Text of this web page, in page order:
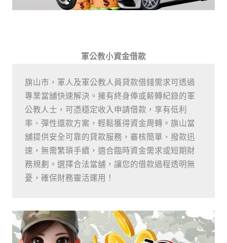
軍公教小資金借款
旗山市，軍人及軍公教人員貸款借錢需求可透過
專業當舖快速解決。擁有終身俸或薪轉紀錄的軍
公教人士，可憑穩定收入申請借款，享有低利
率、彈性還款方案，輕鬆獲得資金周轉。旗山當
舖提供安全可靠的貸款服務，審核簡單、撥款迅
速，無需繁瑣手續，適合臨時資金需求或短期財
務規劃。選擇合法當舖，讓您的借款過程透明無
憂，確保財務靈活運用！